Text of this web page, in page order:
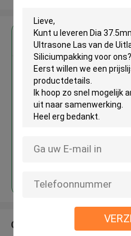
Krijg de
Dia
met
Geadviseerde Producten